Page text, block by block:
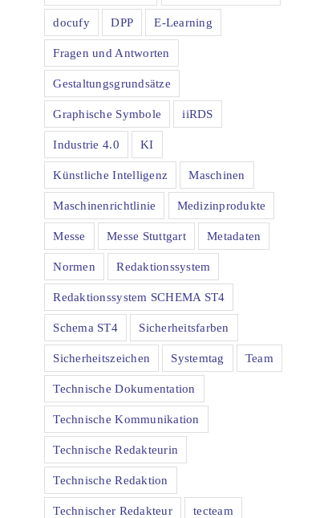
docufy DPP E-Learning
Fragen und Antworten
Gestaltungsgrundsätze
Graphische Symbole iiRDS
Industrie 4.0 KI
Künstliche Intelligenz Maschinen
Maschinenrichtlinie Medizinprodukte
Messe Messe Stuttgart Metadaten
Normen Redaktionssystem
Redaktionssystem SCHEMA ST4
Schema ST4 Sicherheitsfarben
Sicherheitszeichen Systemtag Team
Technische Dokumentation
Technische Kommunikation
Technische Redakteurin
Technische Redaktion
Technischer Redakteur tecteam